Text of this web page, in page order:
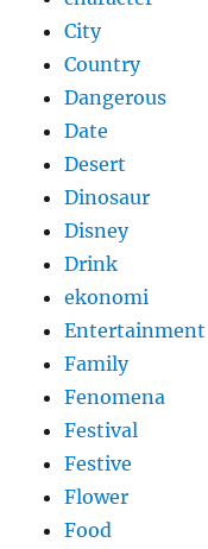
City
Country
Dangerous
Date
Desert
Dinosaur
Disney
Drink
ekonomi
Entertainment
Family
Fenomena
Festival
Festive
Flower
Food